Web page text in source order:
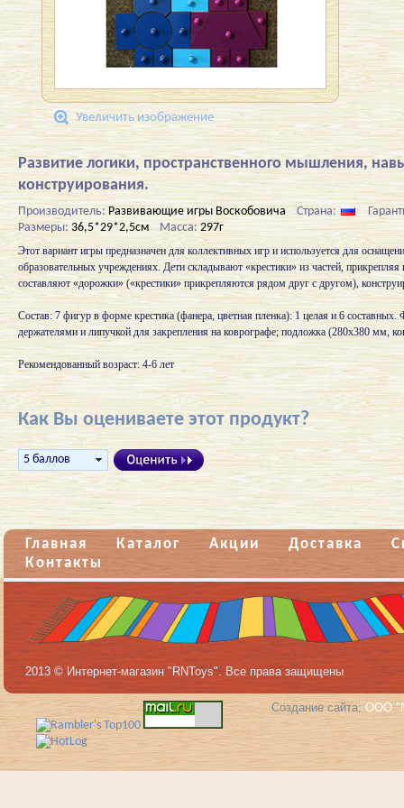
Увеличить изображение
Развитие логики, пространственного мышления,
конструирования.
Производитель:Развивающие игры Воскобовича Страна:
Размеры: 36,5*29*2,5см Масса:297г
Этот вариант игры предназначен для коллективных игр и используется для
образовательных учреждениях. Дети складывают «крестики» из частей, прикрепляя
составляют «дорожки» («крестики» прикрепляются рядом друг с другом),
Состав: 7 фигур в форме крестика (фанера, цветная пленка): 1 целая и 6
держателями и липучкой для закрепления на коврографе; подложка (280х380 мм,
Рекомендованный возраст: 4-6 лет
Как Вы оцениваете этот продукт?
Главная Каталог Акции Доставка
Контакты
2013 © Интернет-магазин "RNToys". Все права защищены
Создание сайта: ООО